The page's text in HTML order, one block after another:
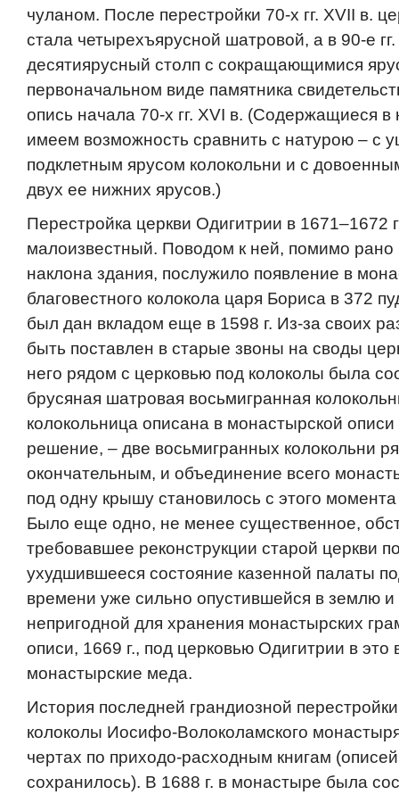
чуланом. После перестройки 70-х гг. XVII в.
стала четырехъярусной шатровой, а в 90-е
десятиярусный столп с сокращающимися
первоначальном виде памятника
опись начала 70-х гг. XVI в. (Содержащиеся
имеем возможность сравнить с натурою – с
подклетным ярусом колокольни и с
двух ее нижних ярусов.)
Перестройка церкви Одигитрии в 1671–1672
малоизвестный. Поводом к ней, помимо рано
наклона здания, послужило появление в
благовестного колокола царя Бориса в 372
был дан вкладом еще в 1598 г. Из-за своих
быть поставлен в старые звоны на своды
него рядом с церковью под колоколы была
брусяная шатровая восьмигранная
колокольница описана в монастырской
решение, – две восьмигранных колокольни
окончательным, и объединение все­го
под одну крышу становилось с этого
Было еще одно, не менее существенное,
требовавшее реконструкции старой церкви
ухудшившееся состояние казенной палаты
времени уже сильно опустившейся в землю
непригодной для хранения монастырских
описи, 1669 г., под церковью Одигитрии в это
монастырские меда.
История последней грандиозной
колоколы Иосифо-Волоколамского
чертах по приходо-расходным книгам
сохранилось). В 1688 г. в монастыре была